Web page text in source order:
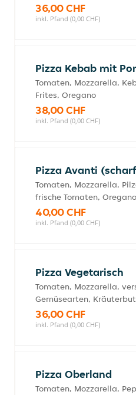
36,00 CHF
inkl. Pfand (0,00 CHF)
Pizza Kebab mit
Tomaten, Mozzarella,
Frites, Oregano
38,00 CHF
inkl. Pfand (0,00 CHF)
Pizza Avanti
Tomaten, Mozzarella,
frische Tomaten, Oregano
40,00 CHF
inkl. Pfand (0,00 CHF)
Pizza Vegetarisch
Tomaten, Mozzarella,
Gemüsearten,
36,00 CHF
inkl. Pfand (0,00 CHF)
Pizza Oberland
Tomaten, Mozzarella,